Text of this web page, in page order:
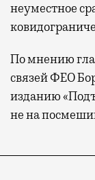
неуместное
По мнению
связей ФЕО
изданию
не на